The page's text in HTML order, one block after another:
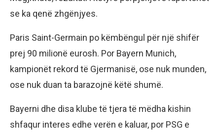
se ka qenë zhgënjyes.
Paris Saint-Germain po këmbëngul për një shifër
prej 90 milionë eurosh. Por Bayern Munich,
kampionët rekord të Gjermanisë, ose nuk munden,
ose nuk duan ta barazojnë këtë shumë.
Bayerni dhe disa klube të tjera të mëdha kishin
shfaqur interes edhe verën e kaluar, por PSG e